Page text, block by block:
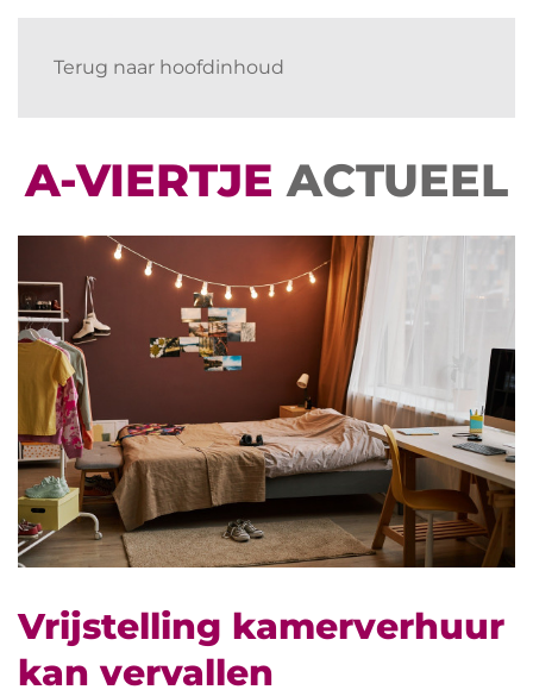
Terug naar hoofdinhoud
A-VIERTJEACTUEEL
Vrijstelling kamerverhuur
kan vervallen